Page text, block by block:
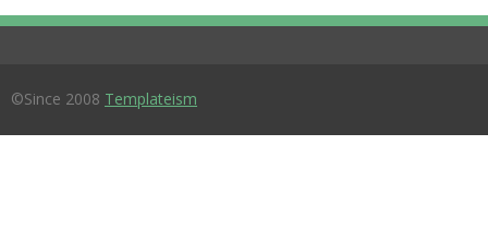
©Since 2008 Templateism